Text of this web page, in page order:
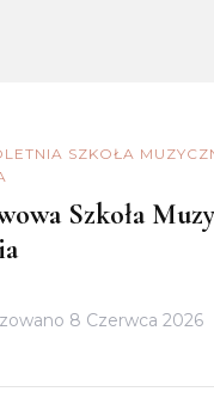
SZKOŁA
Szkoła
8 Czerwca 2026